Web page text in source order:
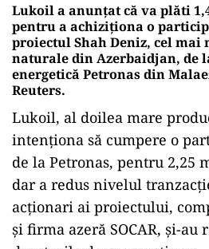
Lukoil a anunţat că va plăti
pentru a achiziţiona o
proiectul Shah Deniz, cel mai
naturale din Azerbaidjan, de
energetică Petronas din
Reuters.
Lukoil, al doilea mare
intenţiona să cumpere o
de la Petronas, pentru 2,25
dar a redus nivelul
acţionari ai proiectului,
şi firma azeră SOCAR, şi-au